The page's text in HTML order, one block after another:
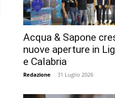
Acqua & Sapone
nuove aperture in
e Calabria
Redazione - 31 Luglio 2026